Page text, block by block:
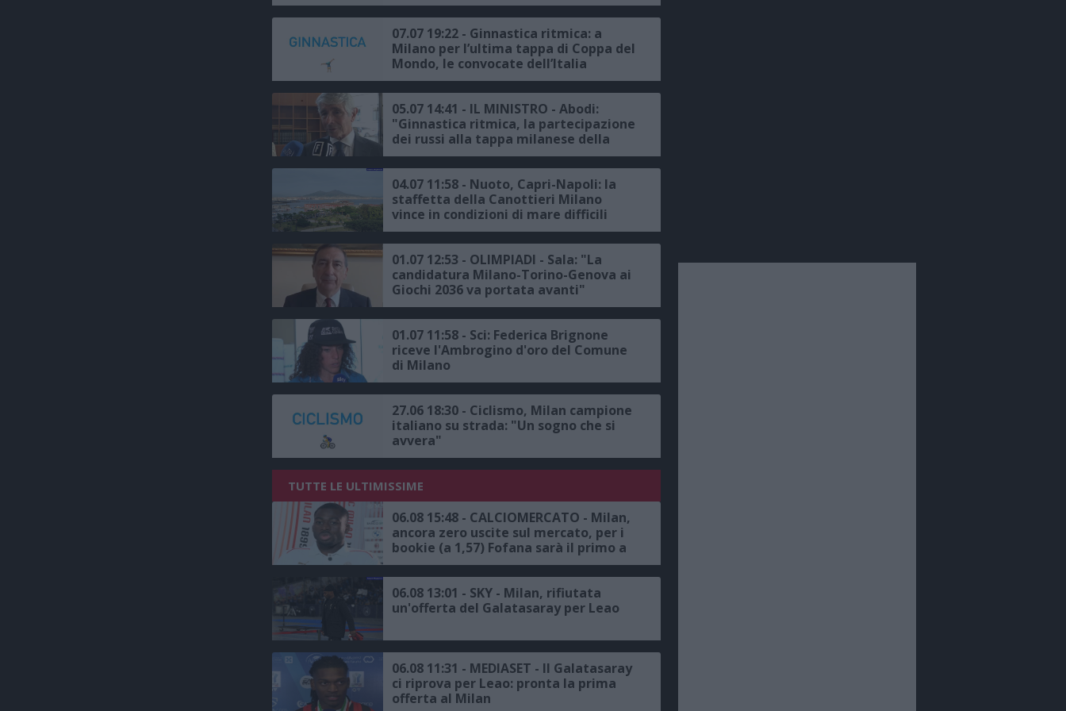
07.07 19:22 - Ginnastica ritmica: a
Milano per l’ultima tappa di Coppa del
Mondo, le convocate dell’Italia
05.07 14:41 - IL MINISTRO - Abodi:
"Ginnastica ritmica, la partecipazione
dei russi alla tappa milanese della
Coppa del Mondo sia neutrale"
04.07 11:58 - Nuoto, Capri-Napoli: la
staffetta della Canottieri Milano
vince in condizioni di mare difficili
01.07 12:53 - OLIMPIADI - Sala: "La
candidatura Milano-Torino-Genova ai
Giochi 2036 va portata avanti"
01.07 11:58 - Sci: Federica Brignone
riceve l'Ambrogino d'oro del Comune
di Milano
27.06 18:30 - Ciclismo, Milan campione
italiano su strada: "Un sogno che si
avvera"
TUTTE LE ULTIMISSIME
06.08 15:48 - CALCIOMERCATO - Milan,
ancora zero uscite sul mercato, per i
bookie (a 1,57) Fofana sarà il primo a
salutare
06.08 13:01 - SKY - Milan, rifiutata
un'offerta del Galatasaray per Leao
06.08 11:31 - MEDIASET - Il Galatasaray
ci riprova per Leao: pronta la prima
offerta al Milan